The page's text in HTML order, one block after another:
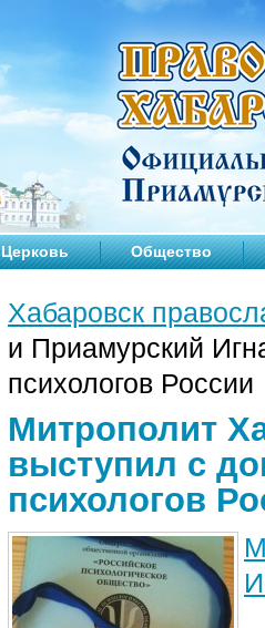
Церковь Общество
Хабаровск
и Приамурский
психологов России
Митрополит
выступил с
психологов